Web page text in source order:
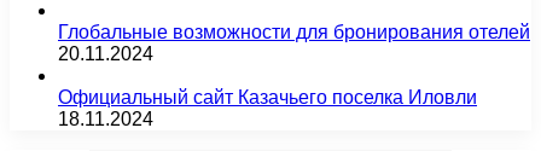
Глобальные возможности для бронирования отелей
20.11.2024
Официальный сайт Казачьего поселка Иловли
18.11.2024